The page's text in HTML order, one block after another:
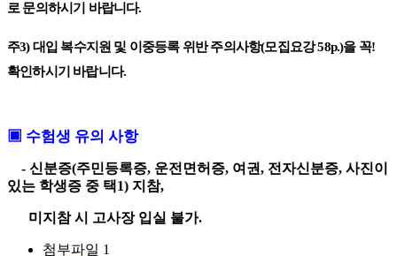
로 문의하시기 바랍니다.
주3)대입 복수지원 및 이중등록 위반 주의사항(모집요강58p.)을 꼭!
확인하시기 바랍니다.
▣ 수험생 유의 사항
- 신분증(주민등록증, 운전면허증, 여권, 전자신분증, 사진이
있는 학생증 중 택1) 지참,
미지참 시 고사장 입실 불가.
첨부파일 1